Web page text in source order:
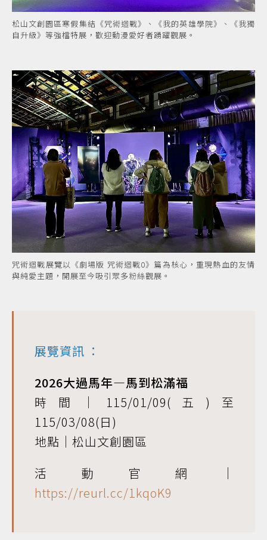
松山文創園區寒假集結《咒術迴戰》、《我的英雄學院》、《我獨
自升級》等強檔特展，歡迎動漫愛好者踴躍觀展。
咒術迴戰展覽以《劇場版 咒術迴戰0》篇為核心，重現熱血的友情
與純愛主題，開展至今吸引眾多粉絲觀展。
展覽資訊 ：
2026大過馬年—馬到松滿福
時間｜115/01/09(五)至
115/03/08(日)
地點｜松山文創園區
活動官網｜
https://reurl.cc/1kqoK9